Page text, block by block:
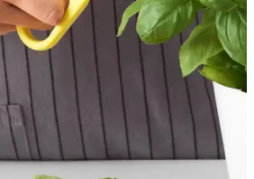
IKEA KVALIFICERA Mutfak
ve Kullanım İpuçları
ve IKEA KVALIFICERA mutfak
öğrenerek ihtiyaçlarınıza uygun olanı
kolaylığı hakkında bilgi edinin.
Makası: Dayanıklı ve
Seçeneği